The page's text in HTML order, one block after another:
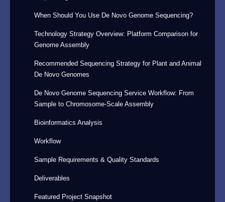
When Should You Use De Novo Genome Sequencing?
Technology Strategy Overview: Platform Comparison for
Genome Assembly
Recommended Sequencing Strategy for Plant and Animal
De Novo Genomes
De Novo Genome Sequencing Service Workflow: From
Sample to Chromosome-Scale Assembly
Bioinformatics Analysis
Workflow
Sample Requirements & Quality Standards
Deliverables
Featured Project Snapshot